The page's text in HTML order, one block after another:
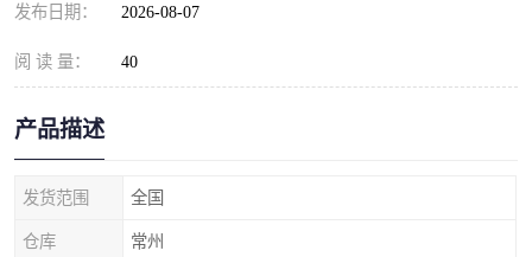
发布日期： 2026-08-07
阅 读 量： 40
产品描述
发货范围 全国
仓库 常州